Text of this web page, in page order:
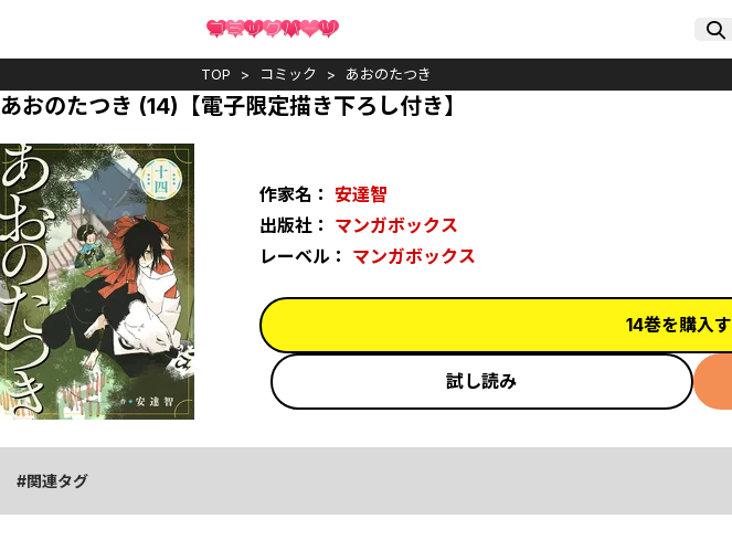
TOP コミック あおのたつき
あおのたつき (14)【電子限定描き下ろし付き】
作家名： 安達智
出版社： マンガボックス
レーベル： マンガボックス
14巻を購入
試し読み
関連タグ